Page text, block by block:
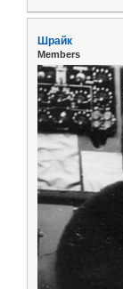
Шрайк
Members